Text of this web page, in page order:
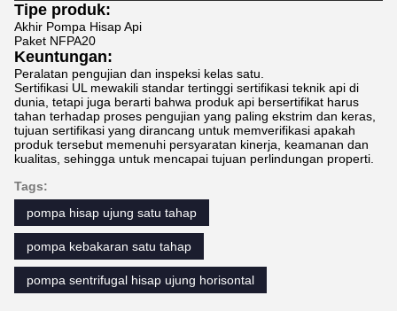
Tipe produk:
Akhir Pompa Hisap Api
Paket NFPA20
Keuntungan:
Peralatan pengujian dan inspeksi kelas satu.
Sertifikasi UL mewakili standar tertinggi sertifikasi teknik api di
dunia, tetapi juga berarti bahwa produk api bersertifikat harus
tahan terhadap proses pengujian yang paling ekstrim dan keras,
tujuan sertifikasi yang dirancang untuk memverifikasi apakah
produk tersebut memenuhi persyaratan kinerja, keamanan dan
kualitas, sehingga untuk mencapai tujuan perlindungan properti.
Tags:
pompa hisap ujung satu tahap
pompa kebakaran satu tahap
pompa sentrifugal hisap ujung horisontal